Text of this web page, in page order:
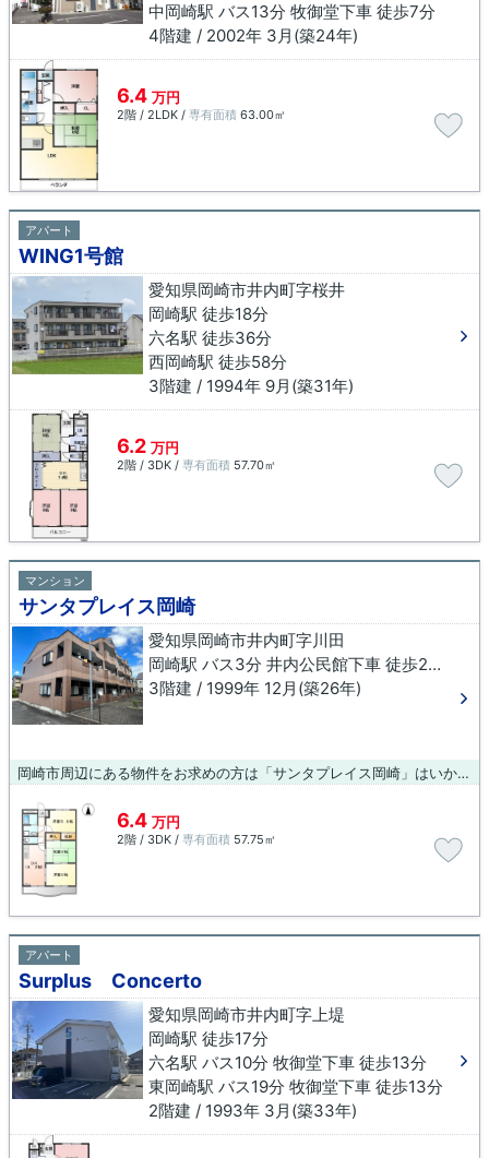
中岡崎駅 バス13分 牧御堂下車 徒歩7分
4階建 / 2002年 3月(築24年)
6.4 万円
2階 / 2LDK / 専有面積 63.00㎡
アパート
WING1号館
愛知県岡崎市井内町字桜井
岡崎駅 徒歩18分
六名駅 徒歩36分
西岡崎駅 徒歩58分
3階建 / 1994年 9月(築31年)
6.2 万円
2階 / 3DK / 専有面積 57.70㎡
マンション
サンタプレイス岡崎
愛知県岡崎市井内町字川田
岡崎駅 バス3分 井内公民館下車 徒歩2分
3階建 / 1999年 12月(築26年)
岡崎市周辺にある物件をお求めの方は「サンタプレイス岡崎」はいかがでしょうか。こちらの物件はマンションです。駅までのアクセスが良い、徒歩14分のところに位置する物件です。長年、地元で地域の住まいをご提供してきたブルーボックス 岡崎支店は、岡崎前の不動産情報を豊富に取り揃え、お待ちしております。
6.4 万円
2階 / 3DK / 専有面積 57.75㎡
アパート
Surplus Concerto
愛知県岡崎市井内町字上堤
岡崎駅 徒歩17分
六名駅 バス10分 牧御堂下車 徒歩13分
東岡崎駅 バス19分 牧御堂下車 徒歩13分
2階建 / 1993年 3月(築33年)